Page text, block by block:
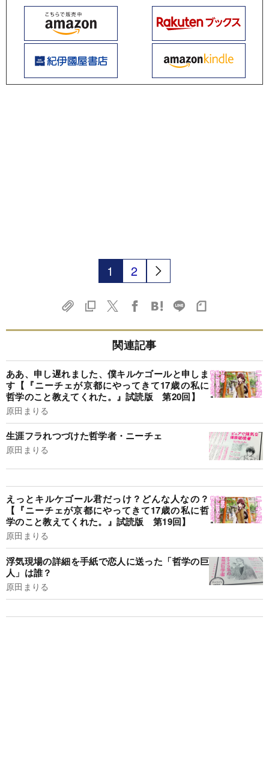
1 2
関連記事
ああ、申し遅れました、僕キルケゴールと申しま
す【『ニーチェが京都にやってきて17歳の私に
哲学のこと教えてくれた。』試読版 第20回】
原田まりる
生涯フラれつづけた哲学者・ニーチェ
原田まりる
えっとキルケゴール君だっけ？どんな人なの？
【『ニーチェが京都にやってきて17歳の私に哲
学のこと教えてくれた。』試読版 第19回】
原田まりる
浮気現場の詳細を手紙で恋人に送った「哲学の巨
人」は誰？
原田まりる